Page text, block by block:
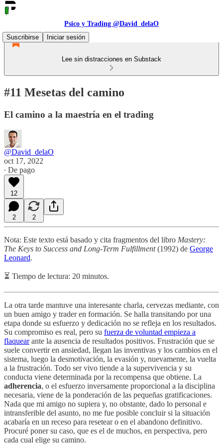
Psico y Trading @David_delaO
Suscribirse
Iniciar sesión
Lee sin distracciones en Substack
#11 Mesetas del camino
El camino a la maestría en el trading
@David_delaO
oct 17, 2022
∙ De pago
12
2 2
Nota: Este texto está basado y cita fragmentos del libro Mastery:
The Keys to Success and Long-Term Fulfillment(1992) de George
Leonard.
⏳​ Tiempo de lectura: 20 minutos.
La otra tarde mantuve una interesante charla, cervezas mediante, con
un buen amigo y trader en formación. Se halla transitando por una
etapa donde su esfuerzo y dedicación no se refleja en los resultados.
Su compromiso es real, pero su fuerza de voluntad empieza a
flaquearante la ausencia de resultados positivos. Frustración que se
suele convertir en ansiedad, llegan las inventivas y los cambios en el
sistema, luego la desmotivación, la evasión y, nuevamente, la vuelta
a la frustración. Todo ser vivo tiende a la supervivencia y su
conducta viene determinada por la recompensa que obtiene. La
adherencia, o el esfuerzo inversamente proporcional a la disciplina
necesaria, viene de la ponderación de las pequeñas gratificaciones.
Nada que mi amigo no supiera y, no obstante, dado lo personal e
intransferible del asunto, no me fue posible concluir si la situación
acabaría en un receso para resetear o en el abandono definitivo.
Procuré poner su caso, que es el de muchos, en perspectiva, pero
cada cual elige su camino.